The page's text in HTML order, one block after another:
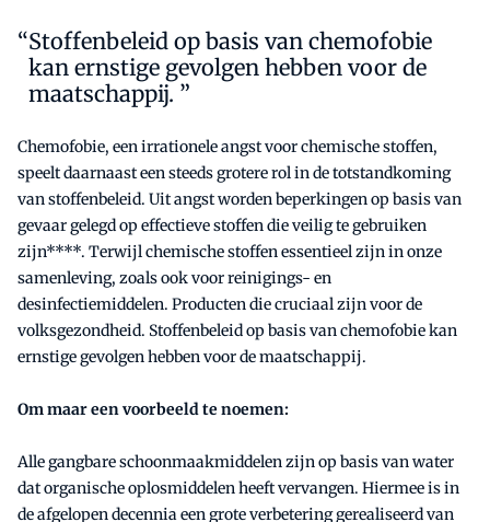
Stoffenbeleid op basis van chemofobie
kan ernstige gevolgen hebben voor de
maatschappij. ”
Chemofobie, een irrationele angst voor chemische stoffen,
speelt daarnaast een steeds grotere rol in de totstandkoming
van stoffenbeleid. Uit angst worden beperkingen op basis van
gevaar gelegd op effectieve stoffen die veilig te gebruiken
zijn****. Terwijl chemische stoffen essentieel zijn in onze
samenleving, zoals ook voor reinigings- en
desinfectiemiddelen. Producten die cruciaal zijn voor de
volksgezondheid. Stoffenbeleid op basis van chemofobie kan
ernstige gevolgen hebben voor de maatschappij.
Om maar een voorbeeld te noemen:
Alle gangbare schoonmaakmiddelen zijn op basis van water
dat organische oplosmiddelen heeft vervangen. Hiermee is in
de afgelopen decennia een grote verbetering gerealiseerd van